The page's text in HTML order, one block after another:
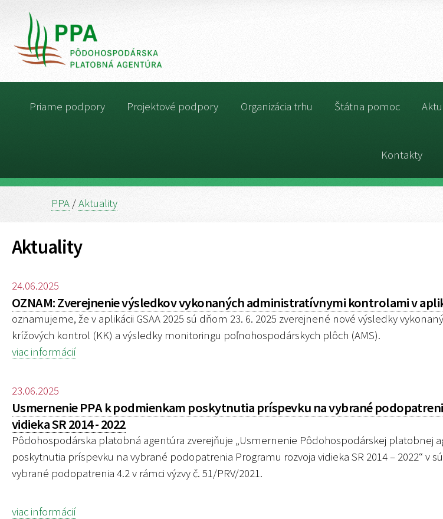
Priame podpory Projektové podpory Organizácia trhu Štátna pomoc
Kontakty
PPA /Aktuality
Aktuality
24.06.2025
OZNAM: Zverejnenie výsledkov vykonaných administratívnymi kontrolami v
oznamujeme, že v aplikácii GSAA 2025 sú dňom 23. 6. 2025 zverejnené nové výsledky
krížových kontrol (KK) a výsledky monitoringu poľnohospodárskych plôch (AMS).
viac informácií
23.06.2025
Usmernenie PPA k podmienkam poskytnutia príspevku na vybrané
vidieka SR 2014 - 2022
Pôdohospodárska platobná agentúra zverejňuje „Usmernenie Pôdohospodárskej platobnej
poskytnutia príspevku na vybrané podopatrenia Programu rozvoja vidieka SR 2014 – 2022“ v
vybrané podopatrenia 4.2 v rámci výzvy č. 51/PRV/2021.
viac informácií